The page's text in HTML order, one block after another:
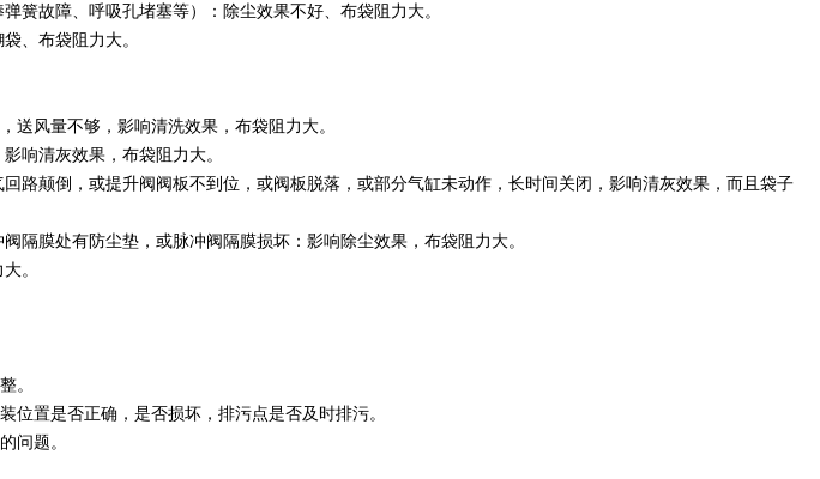
簧故障、呼吸孔堵塞等）：除尘效果不好、布袋阻力大。
、布袋阻力大。
送风量不够，影响清洗效果，布袋阻力大。
响清灰效果，布袋阻力大。
路颠倒，或提升阀阀板不到位，或阀板脱落，或部分气缸未动作，长时间关闭，影响清灰效果，而且袋子
隔膜处有防尘垫，或脉冲阀隔膜损坏：影响除尘效果，布袋阻力大。
。
。
位置是否正确，是否损坏，排污点是否及时排污。
问题。